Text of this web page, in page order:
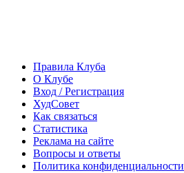
Правила Клуба
О Клубе
Вход / Регистрация
ХудСовет
Как связаться
Статистика
Реклама на сайте
Вопросы и ответы
Политика конфиденциальности